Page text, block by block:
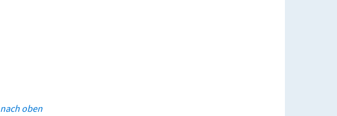
nach oben